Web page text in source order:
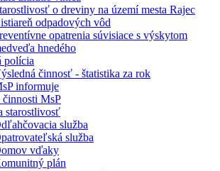
o dreviny na území mesta Rajec
odpadových vôd
opatrenia súvisiace s výskytom
hnedého
polícia
činnosť - štatistika za rok
informuje
činnosti MsP
starostlivosť
služba
služba
vďaky
plán